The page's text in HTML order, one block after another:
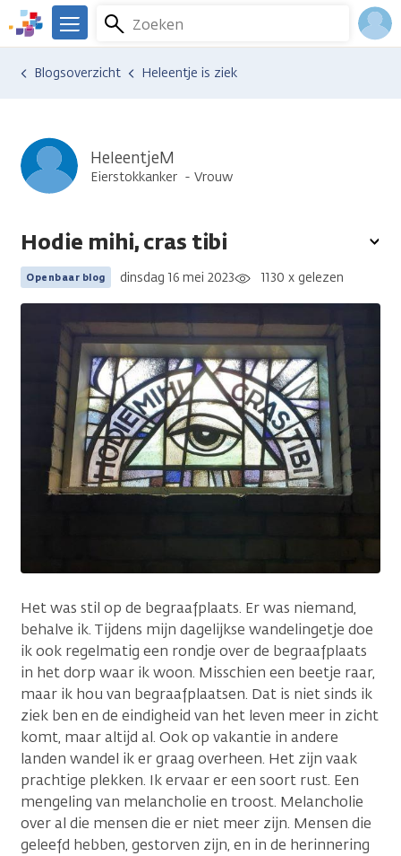
Overslaan
en
naar
We
er
Kanker.nl
Zoeken
Menu
Ervaringen van anderen
Blogsoverzicht Heleentje is ziek
HeleentjeM
Eierstokkanker Vrouw
Hodie mihi, cras tibi
Openbaar blog dinsdag 16 mei 2023 1130 x gelezen
Het was stil op de begraafplaats. Er was niemand,
behalve ik. Tijdens mijn dagelijkse wandelingetje doe
ik ook regelmatig een rondje over de begraafplaats
in het dorp waar ik woon. Misschien een beetje raar,
maar ik hou van begraafplaatsen. Dat is niet sinds ik
ziek ben en de eindigheid van het leven meer in zicht
komt, maar altijd al. Ook op vakantie in andere
landen wandel ik er graag overheen. Het zijn vaak
prachtige plekken. Ik ervaar er een soort rust. Een
mengeling van melancholie en troost. Melancholie
over al die mensen die er niet meer zijn. Mensen die
geleefd hebben, gestorven zijn, en in de herinnering